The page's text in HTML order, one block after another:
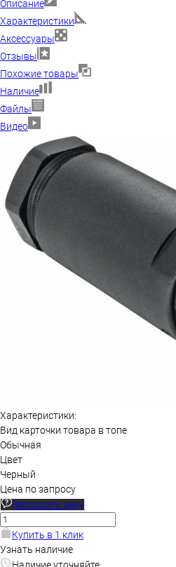
Описание
Характеристики
Аксессуары
Отзывы
Похожие товары
Наличие
Файлы
Видео
Характеристики:
Вид карточки товара в топе
Обычная
Цвет
Черный
Цена по запросу
Запросить цену
Купить в 1 клик
Узнать наличие